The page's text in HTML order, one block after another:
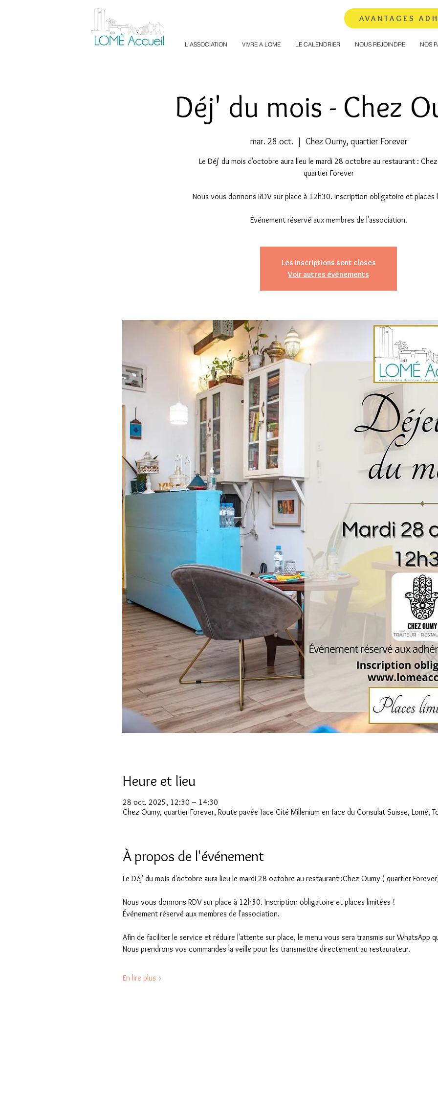
L'ASSOCIATION VIVRE A LOME LE CALENDRIER NOUS REJOINDRE NOS
AVANTAGES
Déj' du mois - Chez
mar. 28 oct.
  |
Chez Oumy, quartier Forever
Le Déj' du mois d'octobre aura lieu le mardi 28 octobre au restaurant :
quartier Forever
Nous vous donnons RDV sur place à 12h30. Inscription obligatoire et places
Événement réservé aux membres de l'association.
Les inscriptions sont closes
Voir autres événements
Heure et lieu
28 oct. 2025, 12:30 – 14:30
Chez Oumy, quartier Forever, Route pavée face Cité Millenium en face du Consulat Suisse, Lomé,
À propos de l'événement
Le Déj' du mois d'octobre aura lieu le mardi 28 octobre au restaurant :Chez Oumy ( quartier
Nous vous donnons RDV sur place à 12h30. Inscription obligatoire et places limitées !
Événement réservé aux membres de l'association.
Afin de faciliter le service et réduire l'attente sur place, le menu vous sera transmis sur WhatsApp
Nous prendrons vos commandes la veille pour les transmettre directement au restaurateur.
En lire plus >